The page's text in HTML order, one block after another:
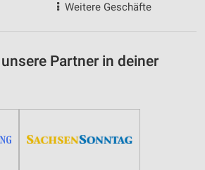
Weitere Geschäfte
Partner in deiner